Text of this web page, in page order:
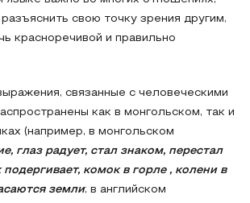
свою точку зрения другим,
красноречивой и правильно
связанные с человеческими
как в монгольском, так и
(например, в монгольском
глаз радует, стал знаком, перестал
подергивает, комок в горле , колени в
земли; в английском